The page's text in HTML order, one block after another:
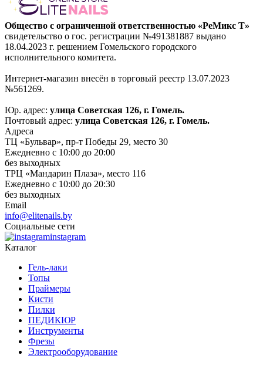
Общество с ограниченной ответственностью «РеМикс Т»
свидетельство о гос. регистрации №491381887 выдано
18.04.2023 г. решением Гомельского городского
исполнительного комитета.
Интернет-магазин внесён в торговый реестр 13.07.2023
№561269.
Юр. адрес: улица Советская 126, г. Гомель.
Почтовый адрес: улица Советская 126, г. Гомель.
Адреса
ТЦ «Бульвар», пр-т Победы 29, место 30
Ежедневно с 10:00 до 20:00
без выходных
ТРЦ «Мандарин Плаза», место 116
Ежедневно с 10:00 до 20:30
без выходных
Email
info@elitenails.by
Социальные сети
instagram
Каталог
Гель-лаки
Топы
Праймеры
Кисти
Пилки
ПЕДИКЮР
Инструменты
Фрезы
Электрооборудование